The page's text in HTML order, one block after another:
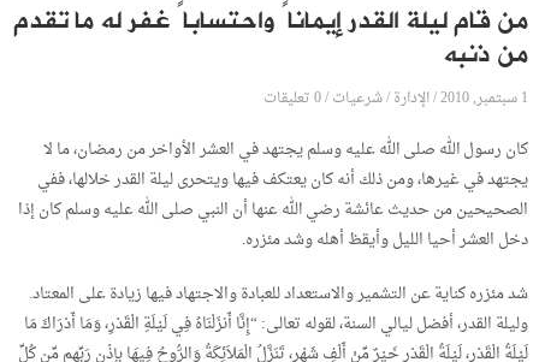
من قام ليلة القدر إيماناً واحتساباً غفر له ما تقدم
من ذنبه
1 سبتمبر, 2010 /الإدارة/شرعيات/0 تعليقات
كان رسول الله صلى الله عليه وسلم يجتهد في العشر الأواخر من رمضان، ما لا
يجتهد في غيرها، ومن ذلك أنه كان يعتكف فيها ويتحرى ليلة القدر خلالها، ففي
الصحيحين من حديث عائشة رضي الله عنها أن النبي صلى الله عليه وسلم كان إذا
دخل العشر أحيا الليل وأيقظ أهله وشد مئزره.
شد مئزره كناية عن التشمير والاستعداد للعبادة والاجتهاد فيها زيادة على المعتاد.
وليلة القدر، أفضل ليالي السنة، لقوله تعالى: “إِنَّا أَنزَلْنَاهُ فِي لَيْلَةِ الْقَدْرِ، وَمَا أَدْرَاكَ مَا
لَيْلَةُ الْقَدْرِ، لَيْلَةُ الْقَدْرِ خَيْرٌ مِّنْ أَلْفِ شَهْرٍ، تَنَزَّلُ الْمَلاَئِكَةُ وَالرُّوحُ فِيهَا بِإِذْنِ رَبِّهِم مِّن كُلِّ